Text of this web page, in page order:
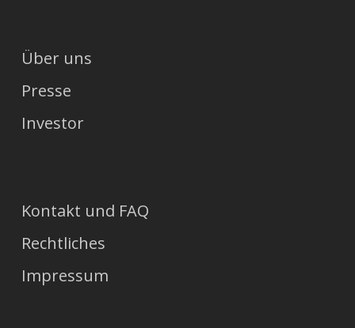
Über uns
Presse
Investor
Kontakt und FAQ
Rechtliches
Impressum